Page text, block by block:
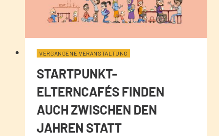
VERGANGENE VERANSTALTUNG
STARTPUNKT-
ELTERNCAFÉS FINDEN
AUCH ZWISCHEN DEN
JAHREN STATT